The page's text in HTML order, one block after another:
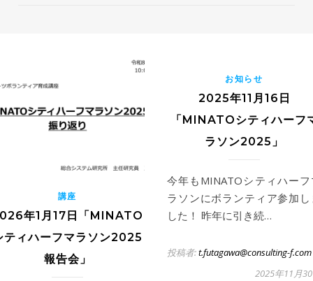
講座
年1月17日「MINATO
ティハーフマラソン2025
報告会」
お知らせ
2025年11月16日
「MINATOシティハーフ
ラソン2025」
今年もMINATOシティハーフ
ラソンにボランティア参加し
した！ 昨年に引き続…
投稿者:t.futagawa@consulting-f.com
2025年11月